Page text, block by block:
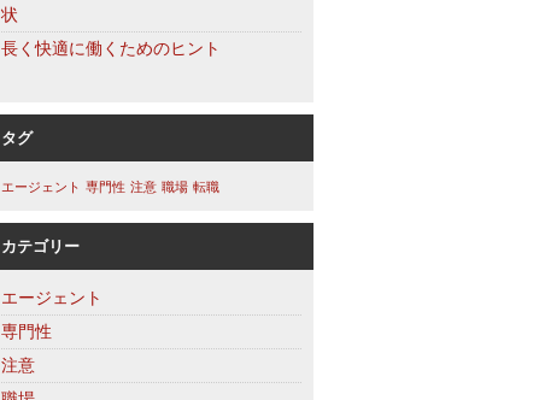
状
長く快適に働くためのヒント
タグ
エージェント 専門性 注意 職場 転職
カテゴリー
エージェント
専門性
注意